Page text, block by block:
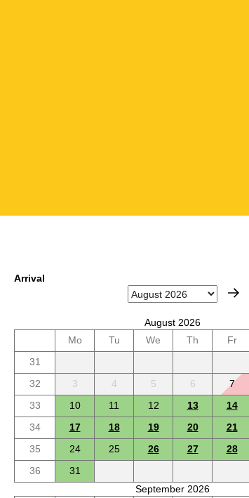
Arrival
August 2026
Mo
Tu We Th Fr
31
32
3 4 5 6 7
33
10 11 12 13 14
34
17 18 19 20 21
35
24 25 26 27 28
36
31
September 2026